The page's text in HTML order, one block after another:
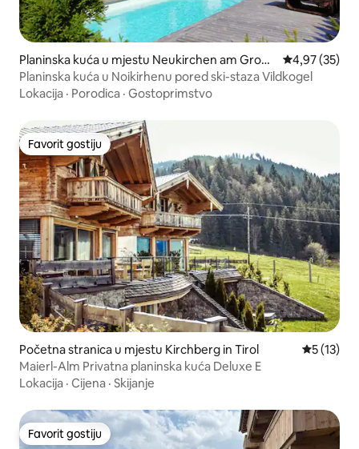
Planinska kuća u mjestu Neukirchen am Großv
enediger
prosječna
4,97 (35)
Planinska kuća u Noikirhenu pored ski-staza Vildkogel
Lokacija · Porodica · Gostoprimstvo
Favorit gostiju
Favorit gostiju
Početna stranica u mjestu Kirchberg in Tirol prosječna
5 (13)
Maierl-Alm Privatna planinska kuća Deluxe E
Lokacija · Cijena · Skijanje
Favorit gostiju
Favorit gostiju